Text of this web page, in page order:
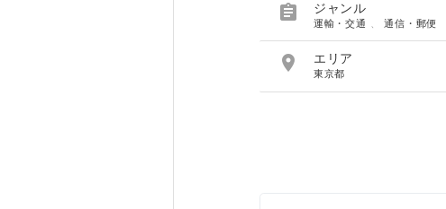
 ジャンル
運輸・交通 、通信・郵便
 エリア
東京都